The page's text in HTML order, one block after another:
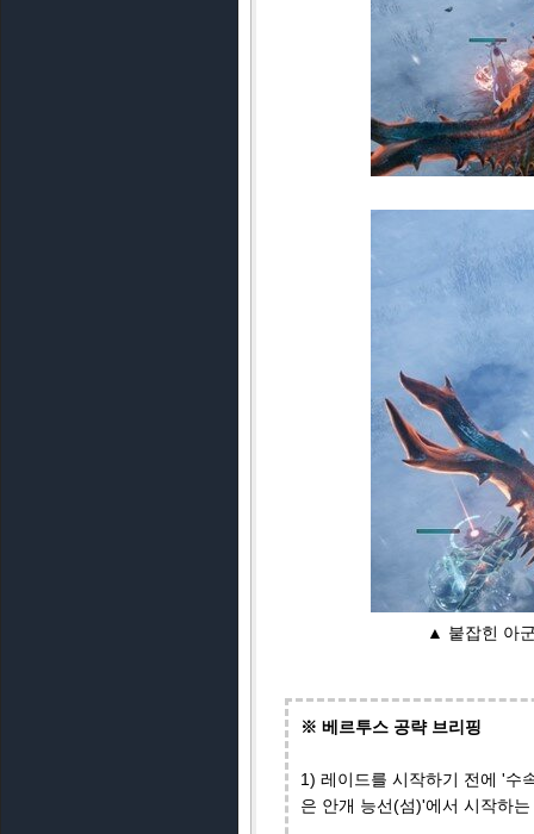
▲ 붙잡힌 아
※ 베르투스 공략 브리핑
1) 레이드를 시작하기 전에 '수
은 안개 능선(섬)'에서 시작하